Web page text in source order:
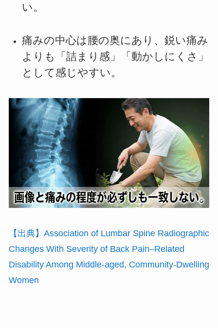
い。
痛みの中心は腰の奥にあり、鋭い痛み
よりも「詰まり感」「動かしにくさ」
として感じやすい。
【出典】Association of Lumbar Spine Radiographic
Changes With Severity of Back Pain–Related
Disability Among Middle-aged, Community-Dwelling
Women